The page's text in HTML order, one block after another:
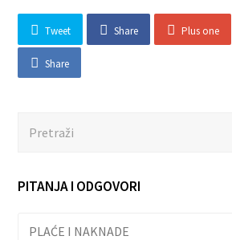
Tweet Share Plus one
Share
PITANJA I ODGOVORI
PLAĆE I NAKNADE